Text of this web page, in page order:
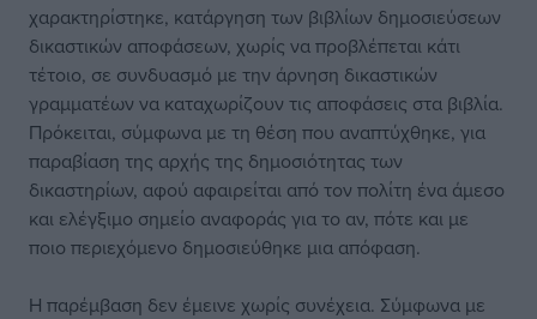
χαρακτηρίστηκε, κατάργηση των βιβλίων δημοσιεύσεων
δικαστικών αποφάσεων, χωρίς να προβλέπεται κάτι
τέτοιο, σε συνδυασμό με την άρνηση δικαστικών
γραμματέων να καταχωρίζουν τις αποφάσεις στα βιβλία.
Πρόκειται, σύμφωνα με τη θέση που αναπτύχθηκε, για
παραβίαση της αρχής της δημοσιότητας των
δικαστηρίων, αφού αφαιρείται από τον πολίτη ένα άμεσο
και ελέγξιμο σημείο αναφοράς για το αν, πότε και με
ποιο περιεχόμενο δημοσιεύθηκε μια απόφαση.
Η παρέμβαση δεν έμεινε χωρίς συνέχεια. Σύμφωνα με